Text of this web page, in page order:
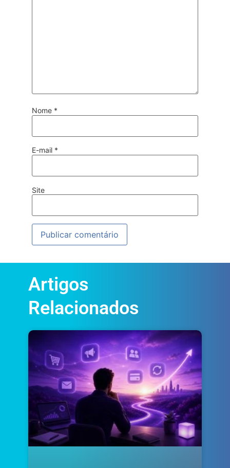
Nome *
E-mail *
Site
Artigos
Relacionados